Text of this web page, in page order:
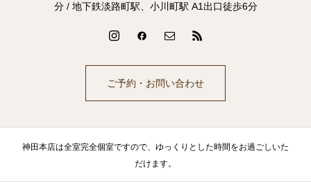
分 / 地下鉄淡路町駅、小川町駅 A1出口徒歩6分
ご予約・お問い合わせ
神田本店は全室完全個室ですので、ゆっくりとした時間をお過ごしいた
だけます。